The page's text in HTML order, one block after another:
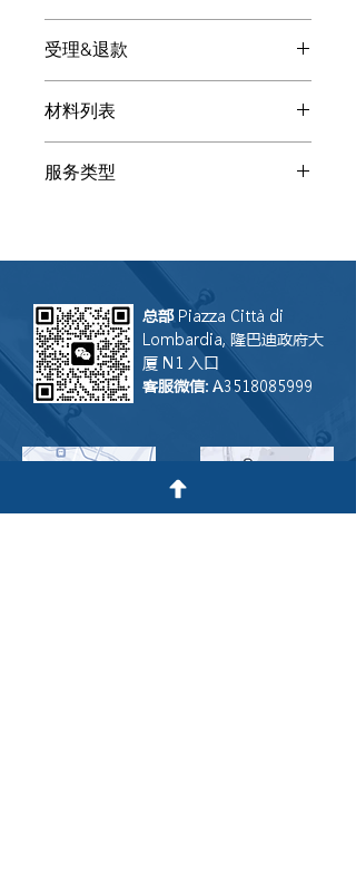
业的客服微信会显现，请扫码添加。请
发送下述基本材料提高沟通效率和质
量。客服会将您指向专业顾问（律师、
会计、公证师、税顾、译员...）
受理&退款
会给您提供多种解决方案。您自由选择
是否让LGS联合律师事务所处理。如果
我们受理， 咨询费可用来抵消总成
本。如果您听了方案后让其他事务所受
设其他事务所没能完成操作，LGS联合
操作。
材料列表
的参考材料：相关人身份证/居留/护
服务类型
总部 Piazza Città di
Lombardia, 隆巴迪政府大
厦 N1 入口
客服微信: A3518085999